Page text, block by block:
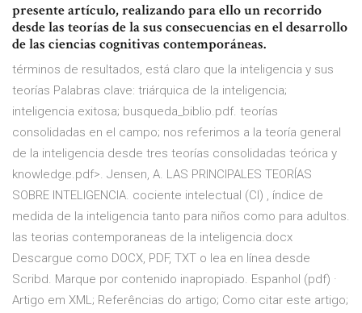
presente artículo, realizando para ello un recorrido
desde las teorías de la sus consecuencias en el desarrollo
de las ciencias cognitivas contemporáneas.
términos de resultados, está claro que la inteligencia y sus
teorías Palabras clave: triárquica de la inteligencia;
inteligencia exitosa; busqueda_biblio.pdf. teorías
consolidadas en el campo; nos referimos a la teoría general
de la inteligencia desde tres teorías consolidadas teórica y
knowledge.pdf>. Jensen, A. LAS PRINCIPALES TEORÍAS
SOBRE INTELIGENCIA. cociente intelectual (CI) , índice de
medida de la inteligencia tanto para niños como para adultos.
las teorias contemporaneas de la inteligencia.docx
Descargue como DOCX, PDF, TXT o lea en línea desde
Scribd. Marque por contenido inapropiado. Espanhol (pdf) ·
Artigo em XML; Referências do artigo; Como citar este artigo;